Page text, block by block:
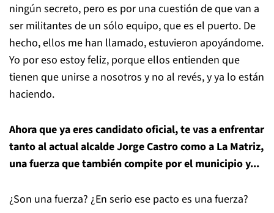
ningún secreto, pero es por una cuestión de que van a
ser militantes de un sólo equipo, que es el puerto. De
hecho, ellos me han llamado, estuvieron apoyándome.
Yo por eso estoy feliz, porque ellos entienden que
tienen que unirse a nosotros y no al revés, y ya lo están
haciendo.
Ahora que ya eres candidato oficial, te vas a enfrentar
tanto al actual alcalde Jorge Castro como a La Matriz,
una fuerza que también compite por el municipio y...
¿Son una fuerza? ¿En serio ese pacto es una fuerza?